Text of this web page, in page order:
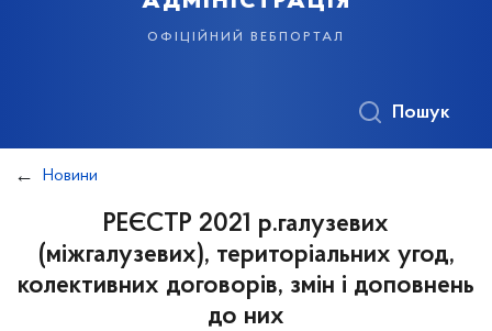
офіційний вебпортал
Пошук
Новини
РЕЄСТР 2021 р.галузевих
(міжгалузевих), територіальних угод,
колективних договорів, змін і доповнень
до них